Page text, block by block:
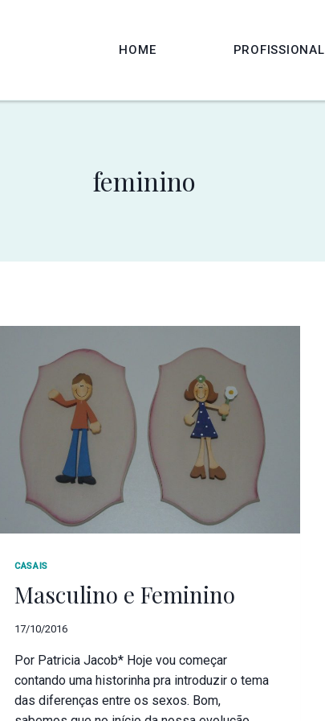
HOME PROFISSIONAL
feminino
CASAIS
Masculino e Feminino
17/10/2016
Por Patricia Jacob* Hoje vou começar
contando uma historinha pra introduzir o tema
das diferenças entre os sexos. Bom,